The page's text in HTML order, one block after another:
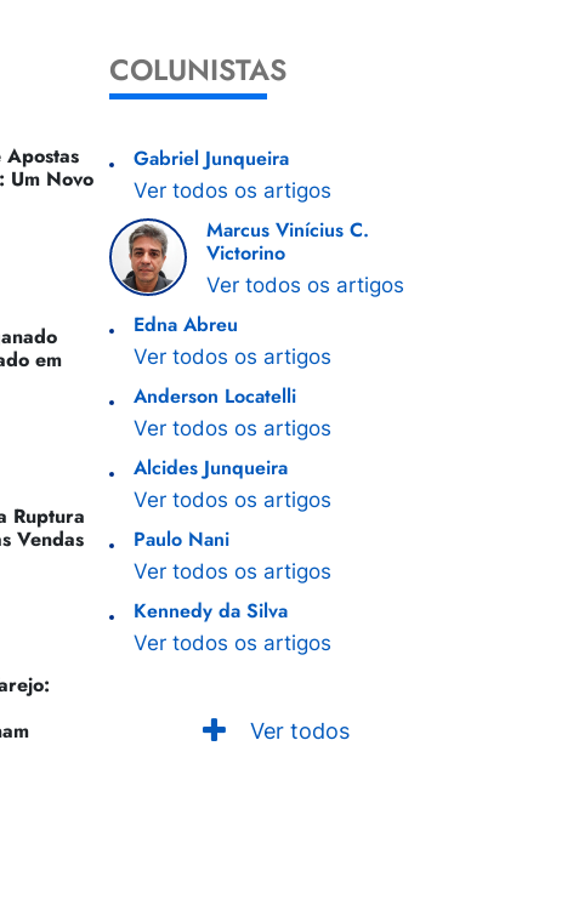
Um Novo
em
Ruptura
Vendas
COLUNISTAS
Gabriel Junqueira
Ver todos os artigos
Marcus Vinícius C.
Victorino
Ver todos os artigos
Edna Abreu
Ver todos os artigos
Anderson Locatelli
Ver todos os artigos
Alcides Junqueira
Ver todos os artigos
Paulo Nani
Ver todos os artigos
Kennedy da Silva
Ver todos os artigos
Ver todos